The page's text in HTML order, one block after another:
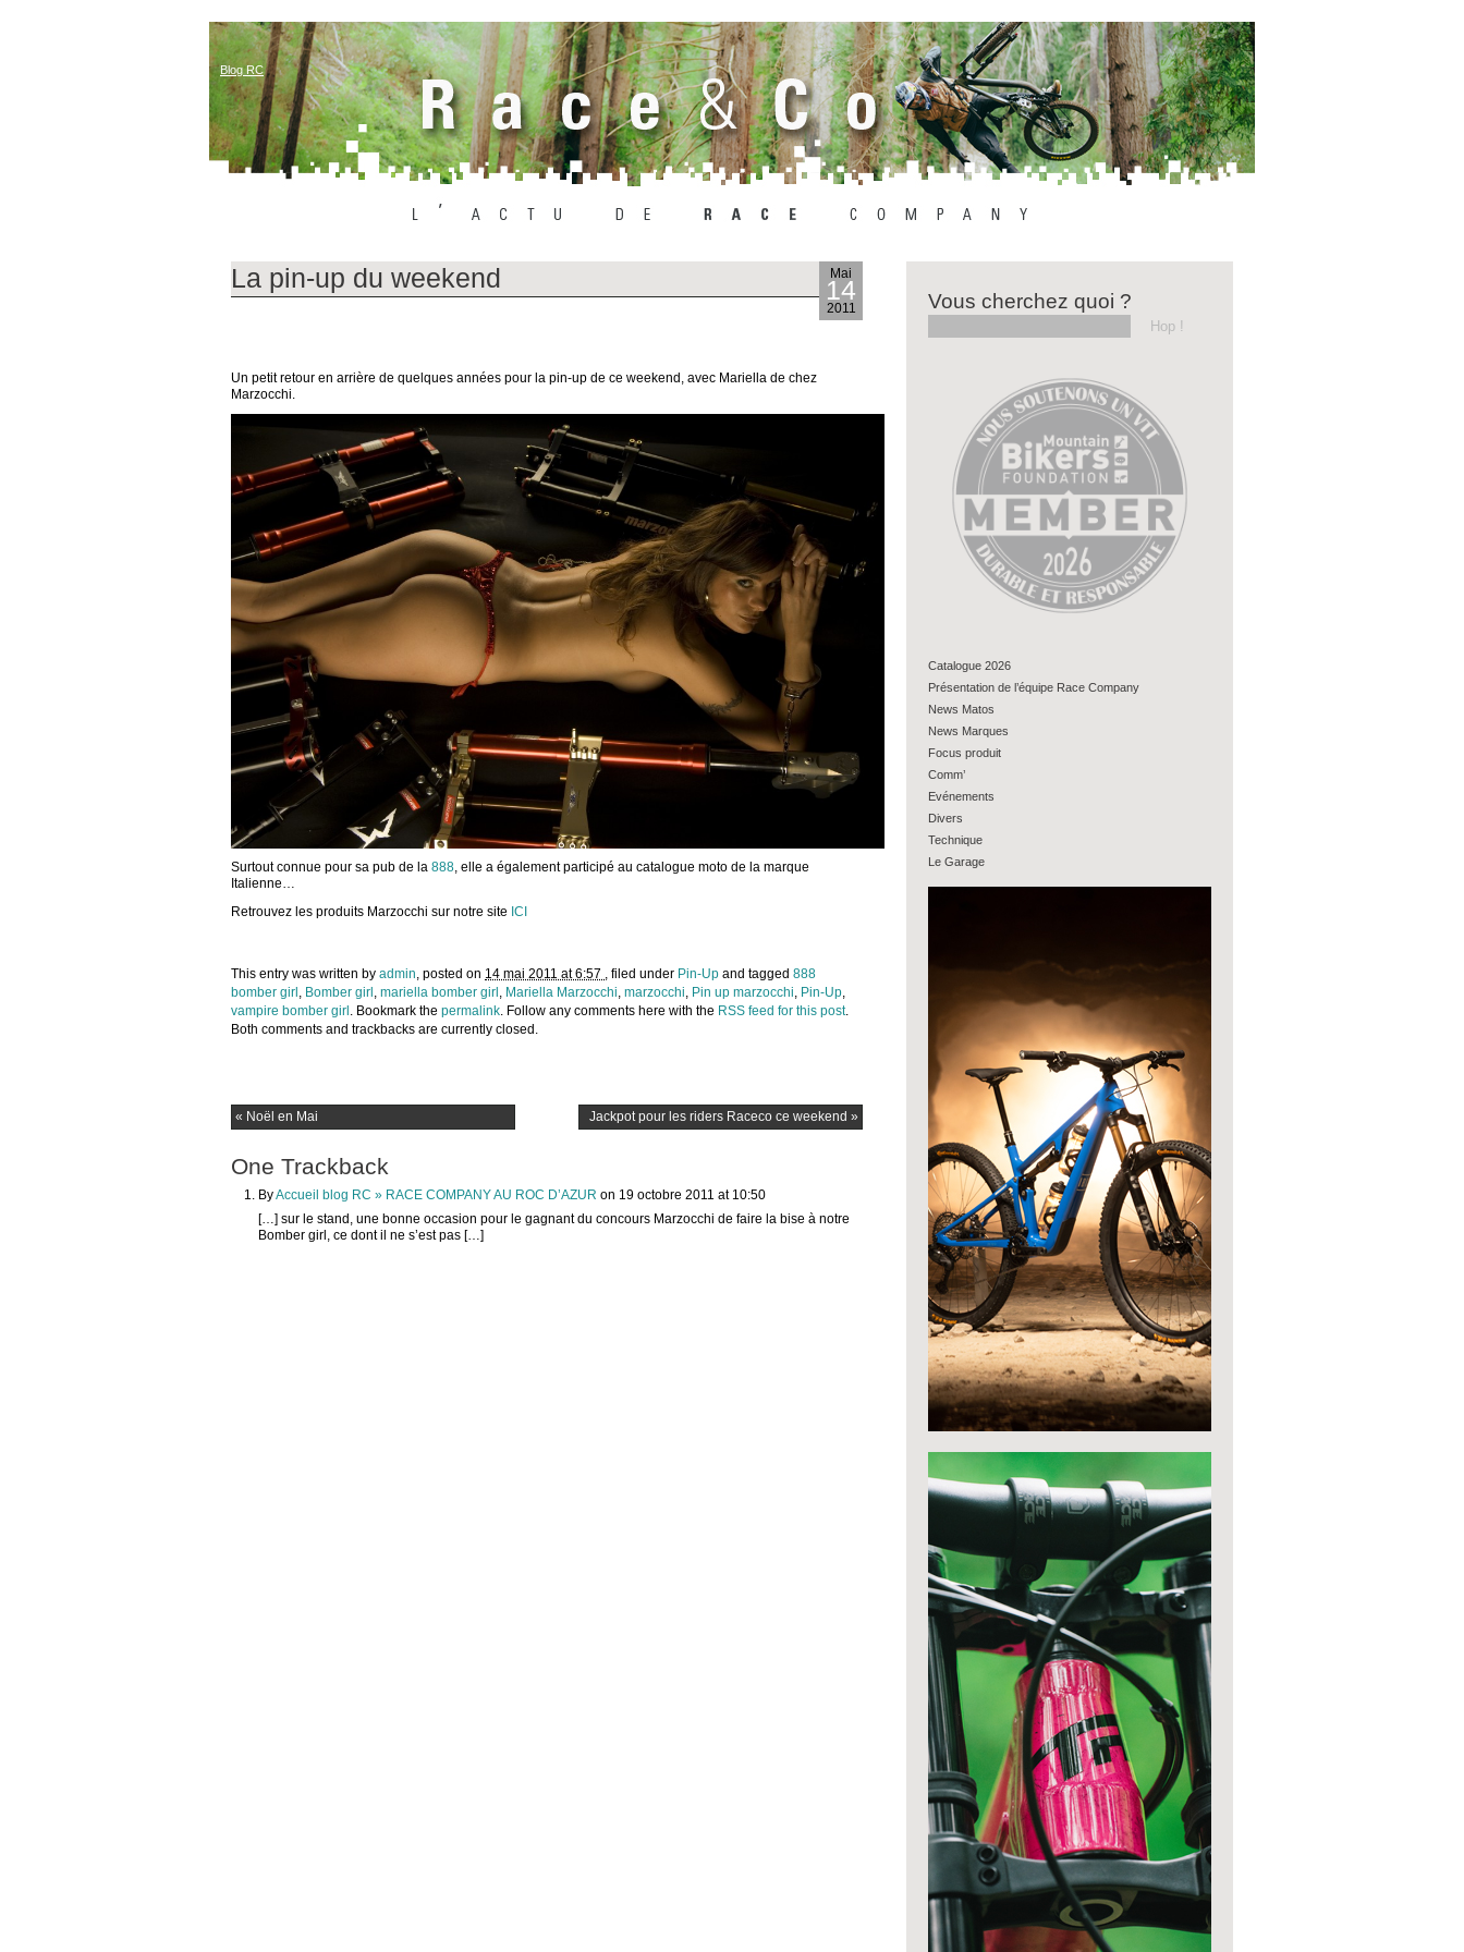
Blog RC
Mai
14
2011
La pin-up du weekend
Un petit retour en arrière de quelques années pour la pin-up de ce weekend, avec Mariella de chez
Marzocchi.
Surtout connue pour sa pub de la 888, elle a également participé au catalogue moto de la marque
Italienne…
Retrouvez les produits Marzocchi sur notre site ICI
This entry was written by admin, posted on 14 mai 2011 at 6:57 , filed under Pin-Up and tagged 888
bomber girl , Bomber girl , mariella bomber girl , Mariella Marzocchi, marzocchi, Pin up marzocchi, Pin-Up,
vampire bomber girl . Bookmark the permalink. Follow any comments here with the RSS feed for this post.
Both comments and trackbacks are currently closed.
« Noël en Mai Jackpot pour les riders Raceco ce weekend »
One Trackback
ByAccueil blog RC » RACE COMPANY AU ROC D’AZUR on 19 octobre 2011 at 10:50
[…] sur le stand, une bonne occasion pour le gagnant du concours Marzocchi de faire la bise à notre
Bomber girl, ce dont il ne s’est pas […]
Vous cherchez quoi ?
Catalogue 2026
Présentation de l’équipe Race Company
News Matos
News Marques
Focus produit
Comm’
Evénements
Divers
Technique
Le Garage